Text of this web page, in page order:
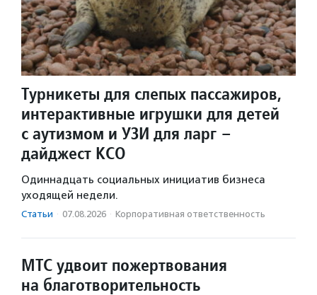
Турникеты для слепых пассажиров,
интерактивные игрушки для детей
с аутизмом и УЗИ для ларг –
дайджест КСО
Одиннадцать социальных инициатив бизнеса
уходящей недели.
Статьи · 07.08.2026 · Корпоративная ответственность
МТС удвоит пожертвования
на благотворительность